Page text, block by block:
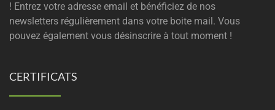
! Entrez votre adresse email et bénéficiez de nos
newsletters régulièrement dans votre boite mail. Vous
pouvez également vous désinscrire à tout moment !
CERTIFICATS